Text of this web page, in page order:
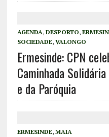
AGENDA, DESPORTO,
SOCIEDADE, VALONGO
Ermesinde: CPN
Caminhada
e da Paróquia
ERMESINDE, MAIA